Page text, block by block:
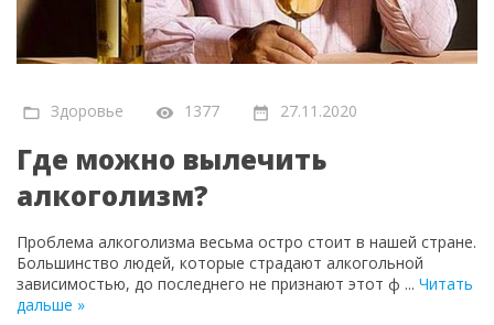
Здоровье 1377 27.11.2020
Где можно вылечить
алкоголизм?
Проблема алкоголизма весьма остро стоит в нашей стране.
Большинство людей, которые страдают алкогольной
зависимостью, до последнего не признают этот ф ... Читать
дальше »